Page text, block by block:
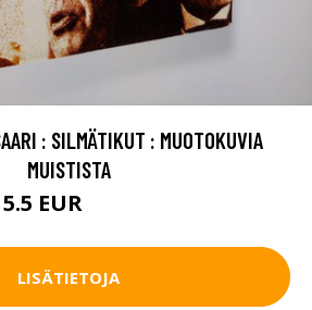
: SILMÄTIKUT : MUOTOKUVIA
MUISTISTA
5.5 EUR
LISÄTIETOJA